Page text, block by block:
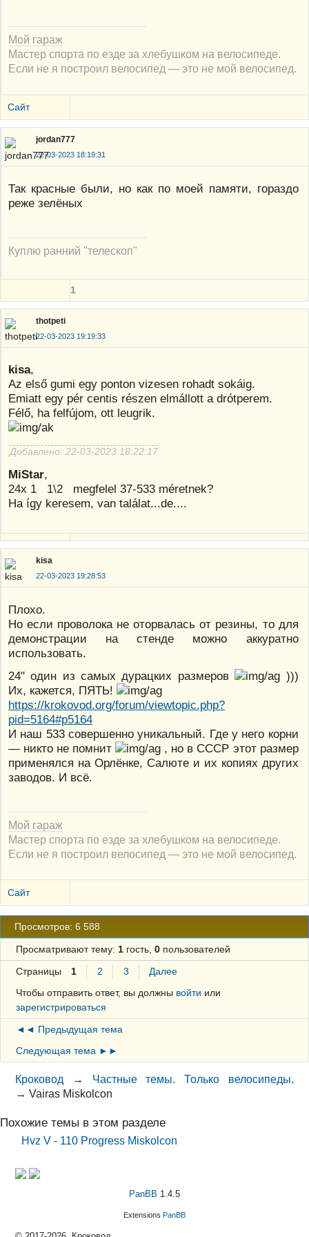
Мой гараж
Мастер спорта по езде за хлебушком на велосипеде.
Если не я построил велосипед — это не мой велосипед.
Сайт
jordan777
22-03-2023 18:19:31
Так красные были, но как по моей памяти, гораздо
реже зелёных
Куплю ранний "телескоп"
1
thotpeti
22-03-2023 19:19:33
kisa,
Az első gumi egy ponton vizesen rohadt sokáig.
Emiatt egy pér centis részen elmállott a drótperem.
Félő, ha felfújom, ott leugrik.
Добавлено: 22-03-2023 18:22:17
MiStar,
24x 1 1\2 megfelel 37-533 méretnek?
Ha így keresem, van találat...de....
kisa
22-03-2023 19:28:53
Плохо.
Но если проволока не оторвалась от резины, то для
демонстрации на стенде можно аккуратно
использовать.
24" один из самых дурацких размеров
)))
Их, кажется, ПЯТЬ!
https://krokovod.org/forum/viewtopic.php?
pid=5164#p5164
И наш 533 совершенно уникальный. Где у него корни
— никто не помнит
, но в СССР этот размер
применялся на Орлёнке, Салюте и их копиях других
заводов. И всё.
Мой гараж
Мастер спорта по езде за хлебушком на велосипеде.
Если не я построил велосипед — это не мой велосипед.
Сайт
Просмотров: 6 588
Просматривают тему: 1гость, 0пользователей
Страницы 1 2 3
Далее
Чтобы отправить ответ, вы должны войти или
зарегистрироваться
◄◄ Предыдущая тема
Следующая тема ►►
Кроковод → Частные темы. Только велосипеды.
→Vairas Miskolcon
Похожие темы в этом разделе
Hvz V - 110 Progress Miskolcon
PanBB 1.4.5
Extensions PanBB